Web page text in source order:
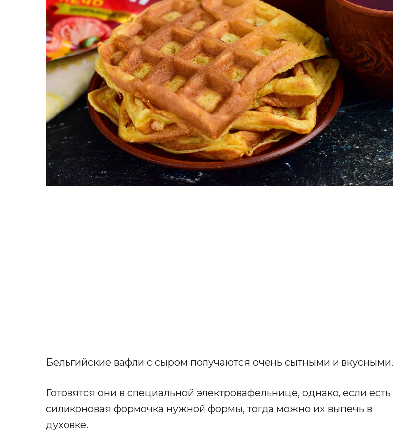
Бельгийские вафли с сыром получаются очень сытными и вкусными.
Готовятся они в специальной электровафельнице, однако, если есть
силиконовая формочка нужной формы, тогда можно их выпечь в
духовке.